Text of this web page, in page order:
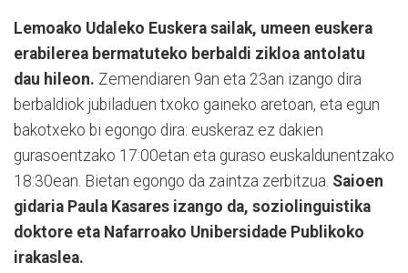
Lemoako Udaleko Euskera sailak, umeen euskera
erabilerea bermatuteko berbaldi zikloa antolatu
dau hileon. Zemendiaren 9an eta 23an izango dira
berbaldiok jubiladuen txoko gaineko aretoan, eta egun
bakotxeko bi egongo dira: euskeraz ez dakien
gurasoentzako 17:00etan eta guraso euskaldunentzako
18:30ean. Bietan egongo da zaintza zerbitzua. Saioen
gidaria Paula Kasares izango da, soziolinguistika
doktore eta Nafarroako Unibersidade Publikoko
irakaslea.